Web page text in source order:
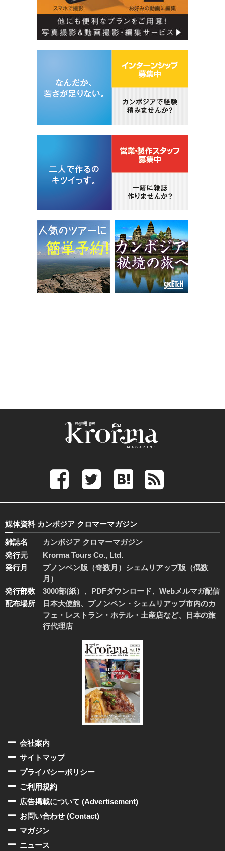
媒体資料 カンボジア クロマーマガジン
雑誌名
カンボジア クロマーマガジン
発行元
Krorma Tours Co., Ltd.
発行月
プノンペン版（奇数月）シェムリアップ版（偶数
月）
発行部数
3000部(紙）、PDFダウンロード、Webメルマガ配信
配布場所
日本大使館、プノンペン・シェムリアップ市内のカ
フェ・レストラン・ホテル・土産店など、日本の旅
行代理店
会社案内
サイトマップ
プライバシーポリシー
ご利用規約
広告掲載について (Advertisement)
お問い合わせ (Contact)
マガジン
ニュース